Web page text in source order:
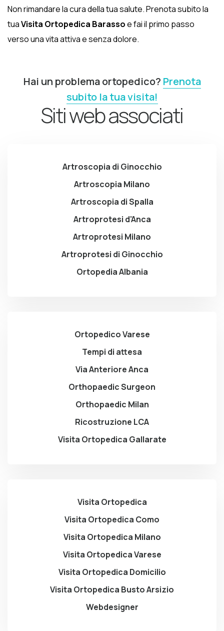
Non rimandare la cura della tua salute. Prenota subito la
tuaVisita Ortopedica Barassoe fai il primo passo
verso una vita attiva e senza dolore.
Hai un problema ortopedico? Prenota
subito la tua visita!
Siti web associati
Artroscopia di Ginocchio
Artroscopia Milano
Artroscopia di Spalla
Artroprotesi d'Anca
Artroprotesi Milano
Artroprotesi di Ginocchio
Ortopedia Albania
Ortopedico Varese
Tempi di attesa
Via Anteriore Anca
Orthopaedic Surgeon
Orthopaedic Milan
Ricostruzione LCA
Visita Ortopedica Gallarate
Visita Ortopedica
Visita Ortopedica Como
Visita Ortopedica Milano
Visita Ortopedica Varese
Visita Ortopedica Domicilio
Visita Ortopedica Busto Arsizio
Webdesigner